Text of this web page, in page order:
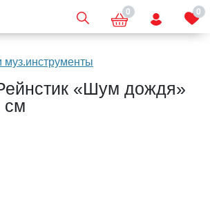
0 0
муз.инструменты
«Шум дождя»
см